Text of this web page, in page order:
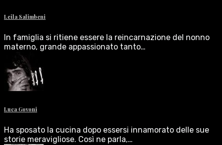
Leila Salimbeni
In famiglia si ritiene essere la reincarnazione del nonno
materno, grande appassionato tanto…
Luca Govoni
Ha sposato la cucina dopo essersi innamorato delle sue
storie meravigliose. Così ne parla,…